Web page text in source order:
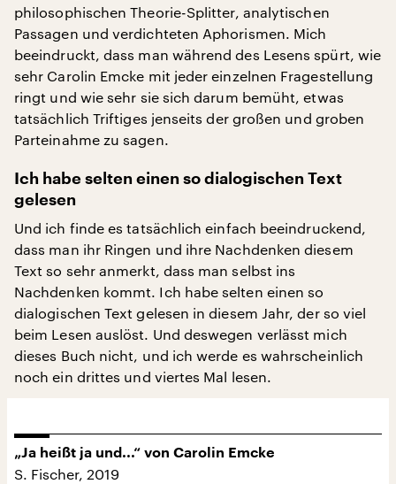
philosophischen Theorie-Splitter, analytischen
Passagen und verdichteten Aphorismen. Mich
beeindruckt, dass man während des Lesens spürt, wie
sehr Carolin Emcke mit jeder einzelnen Fragestellung
ringt und wie sehr sie sich darum bemüht, etwas
tatsächlich Triftiges jenseits der großen und groben
Parteinahme zu sagen.
Ich habe selten einen so dialogischen Text
gelesen
Und ich finde es tatsächlich einfach beeindruckend,
dass man ihr Ringen und ihre Nachdenken diesem
Text so sehr anmerkt, dass man selbst ins
Nachdenken kommt. Ich habe selten einen so
dialogischen Text gelesen in diesem Jahr, der so viel
beim Lesen auslöst. Und deswegen verlässt mich
dieses Buch nicht, und ich werde es wahrscheinlich
noch ein drittes und viertes Mal lesen.
„Ja heißt ja und...“ von Carolin Emcke
S. Fischer, 2019